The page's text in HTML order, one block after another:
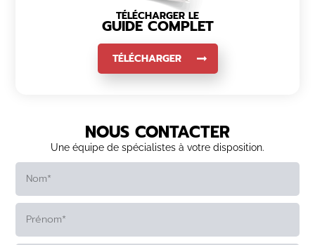
TÉLÉCHARGER LE
GUIDE COMPLET
TÉLÉCHARGER
NOUS CONTACTER
Une équipe de spécialistes à votre disposition.